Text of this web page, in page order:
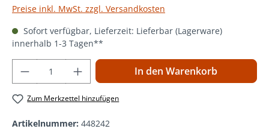
Preise inkl. MwSt. zzgl. Versandkosten
Sofort verfügbar, Lieferzeit: Lieferbar (Lagerware)
innerhalb 1-3 Tagen**
Produkt Anzahl: Gib den gewünschten
In den Warenkorb
Zum Merkzettel hinzufügen
Artikelnummer: 448242